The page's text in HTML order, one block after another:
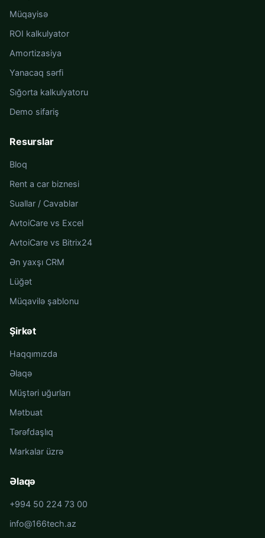
Müqayisə
ROI kalkulyator
Amortizasiya
Yanacaq sərfi
Sığorta kalkulyatoru
Demo sifariş
Resurslar
Bloq
Rent a car biznesi
Suallar / Cavablar
AvtoiCare vs Excel
AvtoiCare vs Bitrix24
Ən yaxşı CRM
Lüğət
Müqavilə şablonu
Şirkət
Haqqımızda
Əlaqə
Müştəri uğurları
Mətbuat
Tərəfdaşlıq
Markalar üzrə
Əlaqə
+994 50 224 73 00
info@166tech.az